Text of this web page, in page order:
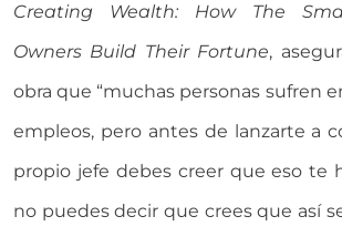
Creating Wealth: How The
Owners Build Their Fortune,
obra que “muchas personas sufren
empleos, pero antes de lanzarte a
propio jefe debes creer que eso te
no puedes decir que crees que así